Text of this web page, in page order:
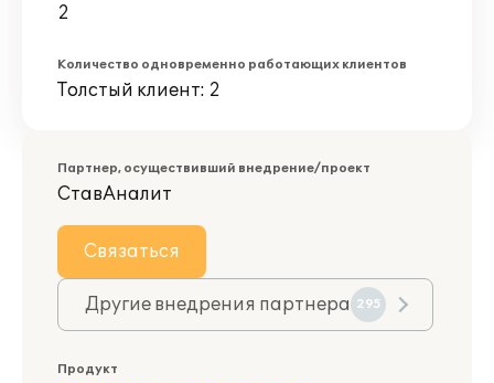
2
Количество одновременно работающих клиентов
Толстый клиент: 2
Партнер, осуществивший внедрение/проект
СтавАналит
Связаться
Другие внедрения партнера 295
Продукт